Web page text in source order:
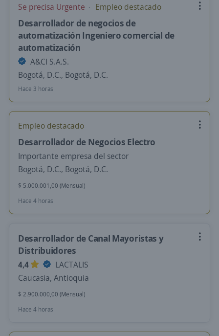
Se precisa Urgente Empleo destacado
Desarrollador de negocios de
automatización Ingeniero comercial de
automatización
A&CI S.A.S.
Bogotá, D.C., Bogotá, D.C.
Hace 3 horas
Empleo destacado
Desarrollador de Negocios Electro
Importante empresa del sector
Bogotá, D.C., Bogotá, D.C.
$ 5.000.001,00 (Mensual)
Hace 4 horas
Desarrollador de Canal Mayoristas y
Distribuidores
4,4
LACTALIS
Caucasia, Antioquia
$ 2.900.000,00 (Mensual)
Hace 4 horas